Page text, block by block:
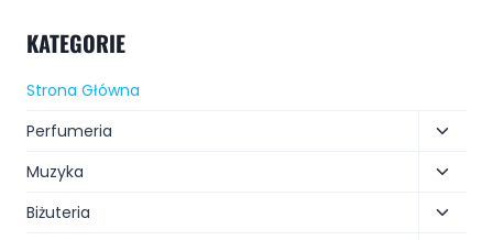
KATEGORIE
Strona Główna
Perfumeria
Muzyka
Biżuteria